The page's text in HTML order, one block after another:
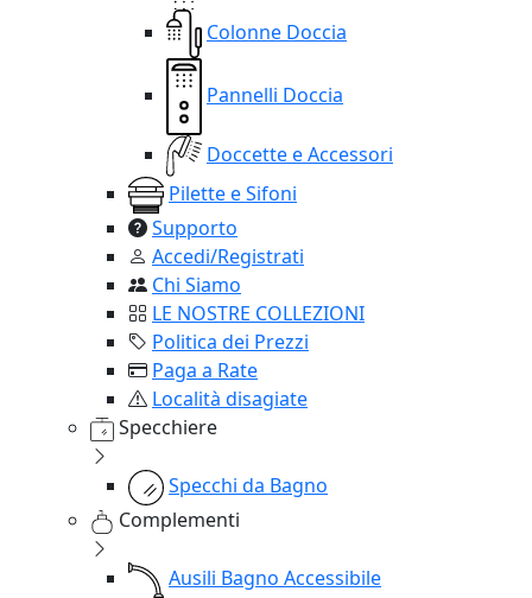
Colonne Doccia
Pannelli Doccia
Doccette e Accessori
Pilette e Sifoni
Supporto
Accedi/Registrati
Chi Siamo
LE NOSTRE COLLEZIONI
Politica dei Prezzi
Paga a Rate
Località disagiate
Specchiere
Specchi da Bagno
Complementi
Ausili Bagno Accessibile